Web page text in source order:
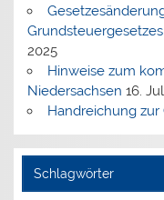
2025
Hinweise zum
Niedersachsen 16.
Handreichung zur
Schlagwörter